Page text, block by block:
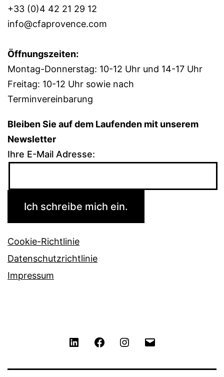
+33 (0)4 42 21 29 12
info@cfaprovence.com
Öffnungszeiten:
Montag-Donnerstag: 10-12 Uhr und 14-17 Uhr
Freitag: 10-12 Uhr sowie nach
Terminvereinbarung
Bleiben Sie auf dem Laufenden mit unserem
Newsletter
Ihre E-Mail Adresse:
Cookie-Richtlinie
Datenschutzrichtlinie
Impressum
LinkedIn FacebookInstagram